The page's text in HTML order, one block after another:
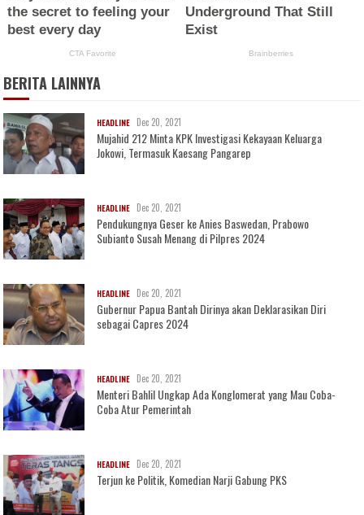
BERITA LAINNYA
HEADLINE Dec 20, 2021
Mujahid 212 Minta KPK Investigasi Kekayaan Keluarga
Jokowi, Termasuk Kaesang Pangarep
HEADLINE Dec 20, 2021
Pendukungnya Geser ke Anies Baswedan, Prabowo
Subianto Susah Menang di Pilpres 2024
HEADLINE Dec 20, 2021
Gubernur Papua Bantah Dirinya akan Deklarasikan Diri
sebagai Capres 2024
HEADLINE Dec 20, 2021
Menteri Bahlil Ungkap Ada Konglomerat yang Mau Coba-
Coba Atur Pemerintah
HEADLINE Dec 20, 2021
Terjun ke Politik, Komedian Narji Gabung PKS